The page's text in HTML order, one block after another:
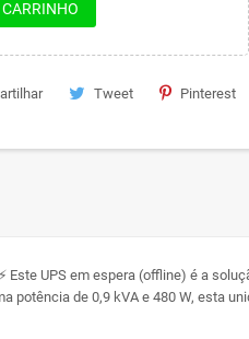
Tweet Pinterest
UPS em espera (offline) é a
de 0,9 kVA e 480 W, esta